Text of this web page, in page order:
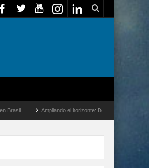
Ampliando el horizonte: Dentro del vuelo de desarrollo más